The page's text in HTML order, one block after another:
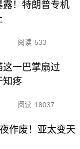
！特朗普专机
阅读 533
这一巴掌扇过
知疼
阅读 18037
作废！亚太变天